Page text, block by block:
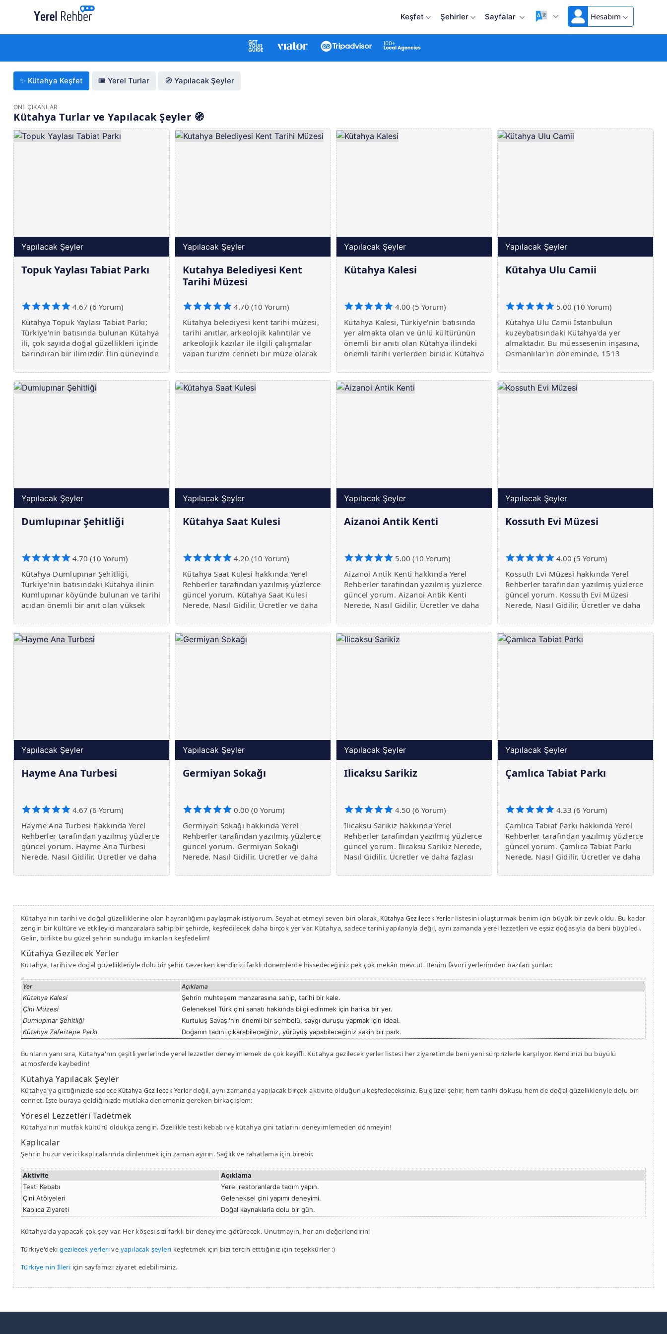
Keşfet Şehirler Sayfalar Hesabım
✨ Kütahya Keşfet 🎟️ Yerel Turlar 🧭 Yapılacak Şeyler
ÖNE ÇIKANLAR
Kütahya Turlar ve Yapılacak Şeyler 🧭
Yapılacak Şeyler
Topuk Yaylası Tabiat Parkı
4.67 (6 Yorum)
Kütahya Topuk Yaylası Tabiat Parkı;
Türkiye'nin batısında bulunan Kütahya
ili, çok sayıda doğal güzellikleri içinde
barındıran bir ilimizdir. İlin güneyinde
güzellikleri arasında önemli bir yer
edinmektedir.
Yapılacak Şeyler
Kutahya Belediyesi Kent
Tarihi Müzesi
4.70 (10 Yorum)
Kütahya belediyesi kent tarihi müzesi,
tarihi anıtlar, arkeolojik kalıntılar ve
arkeolojik kazılar ile ilgili çalışmalar
yapan turizm cenneti bir müze olarak
Batı Anadolu bölgesinde bulunan çok
önemli bir şehirdir. Kü
Yapılacak Şeyler
Kütahya Kalesi
4.00 (5 Yorum)
Kütahya Kalesi, Türkiye'nin batısında
yer almakta olan ve ünlü kültürünün
önemli bir anıtı olan Kütahya ilindeki
önemli tarihi yerlerden biridir. Kütahya
Selçuklu İmparatorluğu tarafından
inşa edilmiş, Türk tarihiyle b
Yapılacak Şeyler
Kütahya Ulu Camii
5.00 (10 Yorum)
Kütahya Ulu Camii İstanbulun
kuzeybatısındaki Kütahya'da yer
almaktadır. Bu müessesenin inşasına,
Osmanlılar'ın döneminde, 1513
başlandı. Ancak, tamamlanması
İslamoğullarının hükümdarı II. Murad
tarafından 1569 yılında
Yapılacak Şeyler
Dumlupınar Şehitliği
4.70 (10 Yorum)
Kütahya Dumlupınar Şehitliği,
Türkiye’nin batısındaki Kütahya ilinin
Kumlupınar köyünde bulunan ve tarihi
açıdan önemli bir anıt olan yüksek
orman içerisinde, yaklaşık 500 metre
yükseklikteki tepeden inşa edilmişti
Yapılacak Şeyler
Kütahya Saat Kulesi
4.20 (10 Yorum)
Kütahya Saat Kulesi hakkında Yerel
Rehberler tarafından yazılmış yüzlerce
güncel yorum. Kütahya Saat Kulesi
Nerede, Nasıl Gidilir, Ücretler ve daha
Yapılacak Şeyler
Aizanoi Antik Kenti
5.00 (10 Yorum)
Aizanoi Antik Kenti hakkında Yerel
Rehberler tarafından yazılmış yüzlerce
güncel yorum. Aizanoi Antik Kenti
Nerede, Nasıl Gidilir, Ücretler ve daha
Yapılacak Şeyler
Kossuth Evi Müzesi
4.00 (5 Yorum)
Kossuth Evi Müzesi hakkında Yerel
Rehberler tarafından yazılmış yüzlerce
güncel yorum. Kossuth Evi Müzesi
Nerede, Nasıl Gidilir, Ücretler ve daha
Yapılacak Şeyler
Hayme Ana Turbesi
4.67 (6 Yorum)
Hayme Ana Turbesi hakkında Yerel
Rehberler tarafından yazılmış yüzlerce
güncel yorum. Hayme Ana Turbesi
Nerede, Nasıl Gidilir, Ücretler ve daha
Yapılacak Şeyler
Germiyan Sokağı
0.00 (0 Yorum)
Germiyan Sokağı hakkında Yerel
Rehberler tarafından yazılmış yüzlerce
güncel yorum. Germiyan Sokağı
Nerede, Nasıl Gidilir, Ücretler ve daha
Yapılacak Şeyler
Ilicaksu Sarikiz
4.50 (6 Yorum)
Ilicaksu Sarikiz hakkında Yerel
Rehberler tarafından yazılmış yüzlerce
güncel yorum. Ilicaksu Sarikiz Nerede,
Nasıl Gidilir, Ücretler ve daha fazlası
Yapılacak Şeyler
Çamlıca Tabiat Parkı
4.33 (6 Yorum)
Çamlıca Tabiat Parkı hakkında Yerel
Rehberler tarafından yazılmış yüzlerce
güncel yorum. Çamlıca Tabiat Parkı
Nerede, Nasıl Gidilir, Ücretler ve daha
Kütahya'nın tarihi ve doğal güzelliklerine olan hayranlığımı paylaşmak istiyorum. Seyahat etmeyi seven biri olarak, Kütahya Gezilecek Yerler listesini oluşturmak benim için büyük bir zevk oldu. Bu kadar
zengin bir kültüre ve etkileyici manzaralara sahip bir şehirde, keşfedilecek daha birçok yer var. Kütahya, sadece tarihi yapılarıyla değil, aynı zamanda yerel lezzetleri ve eşsiz doğasıyla da beni büyüledi.
Gelin, birlikte bu güzel şehrin sunduğu imkanları keşfedelim!
Kütahya Gezilecek Yerler
Kütahya, tarihi ve doğal güzellikleriyle dolu bir şehir. Gezerken kendinizi farklı dönemlerde hissedeceğiniz pek çok mekân mevcut. Benim favori yerlerimden bazıları şunlar:
Yer Açıklama
Kütahya Kalesi
Şehrin muhteşem manzarasına sahip, tarihi bir kale.
Çini Müzesi
Geleneksel Türk çini sanatı hakkında bilgi edinmek için harika bir yer.
Dumlupınar Şehitliği
Kurtuluş Savaşı'nın önemli bir sembolü, saygı duruşu yapmak için ideal.
Kütahya Zafertepe Parkı
Doğanın tadını çıkarabileceğiniz, yürüyüş yapabileceğiniz sakin bir park.
Bunların yanı sıra, Kütahya'nın çeşitli yerlerinde yerel lezzetler deneyimlemek de çok keyifli. Kütahya gezilecek yerler listesi her ziyaretimde beni yeni sürprizlerle karşılıyor. Kendinizi bu büyülü
atmosferde kaybedin!
Kütahya Yapılacak Şeyler
Kütahya'ya gittiğinizde sadece Kütahya Gezilecek Yerlerdeğil, aynı zamanda yapılacak birçok aktivite olduğunu keşfedeceksiniz. Bu güzel şehir, hem tarihi dokusu hem de doğal güzellikleriyle dolu bir
cennet. İşte buraya geldiğinizde mutlaka denemeniz gereken birkaç işlem:
Yöresel Lezzetleri Tadetmek
Kütahya'nın mutfak kültürü oldukça zengin. Özellikle testi kebabı ve kütahya çini tatlarını deneyimlemeden dönmeyin!
Kaplıcalar
Şehrin huzur verici kaplıcalarında dinlenmek için zaman ayırın. Sağlık ve rahatlama için birebir.
Aktivite
Açıklama
Testi Kebabı
Yerel restoranlarda tadım yapın.
Çini Atölyeleri
Geleneksel çini yapımı deneyimi.
Kaplıca Ziyareti
Doğal kaynaklarla dolu bir gün.
Kütahya'da yapacak çok şey var. Her köşesi sizi farklı bir deneyime götürecek. Unutmayın, her anı değerlendirin!
Türkiye'dekigezilecek yerlerive yapılacak şeyleri keşfetmek için bizi tercih etttiğiniz için teşekkürler :)
Türkiye nin İlleri için sayfamızı ziyaret edebilirsiniz.